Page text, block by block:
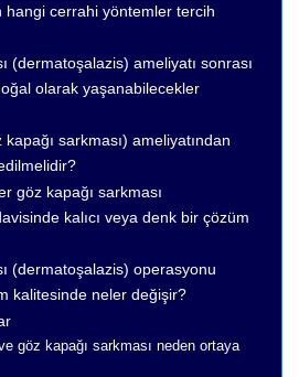
hangi cerrahi yöntemler tercih
(dermatoşalazis) ameliyatı sonrası
olarak yaşanabilecekler
sarkması) ameliyatından
göz kapağı sarkması
kalıcı veya denk bir çözüm
(dermatoşalazis) operasyonu
kalitesinde neler değişir?
göz kapağı sarkması neden ortaya